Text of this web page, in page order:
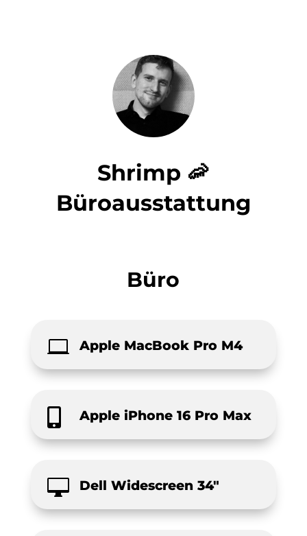
Shrimp 🦐
Büroausstattung
Büro
 Apple MacBook Pro M4
 Apple iPhone 16 Pro Max
 Dell Widescreen 34"